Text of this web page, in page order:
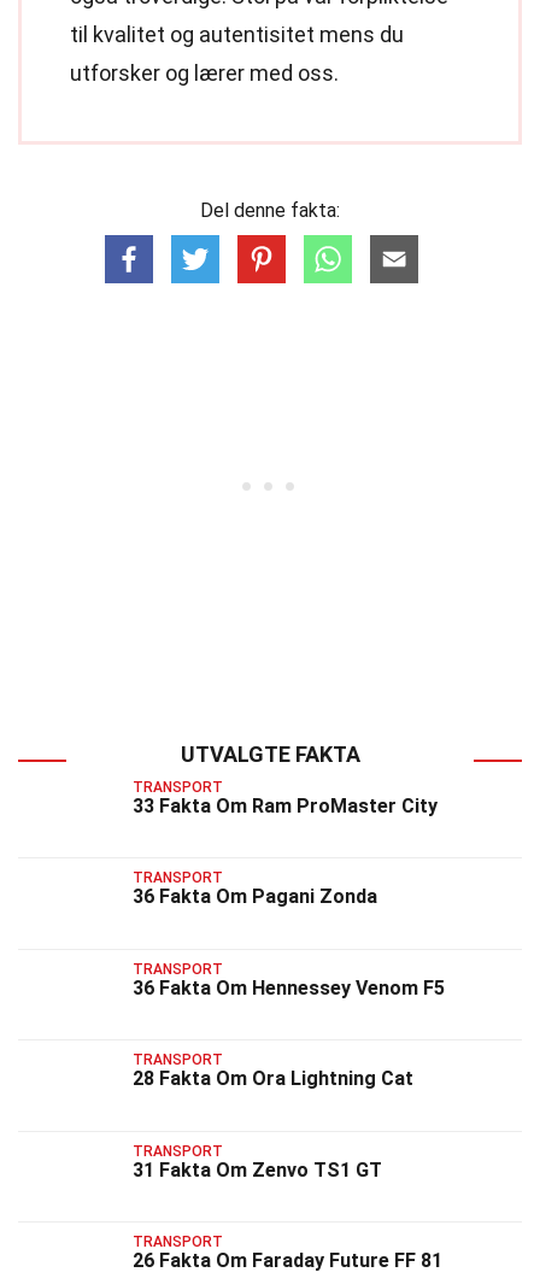
til kvalitet og autentisitet mens du
utforsker og lærer med oss.
Del denne fakta:
UTVALGTE FAKTA
TRANSPORT
33 Fakta Om Ram ProMaster City
TRANSPORT
36 Fakta Om Pagani Zonda
TRANSPORT
36 Fakta Om Hennessey Venom F5
TRANSPORT
28 Fakta Om Ora Lightning Cat
TRANSPORT
31 Fakta Om Zenvo TS1 GT
TRANSPORT
26 Fakta Om Faraday Future FF 81